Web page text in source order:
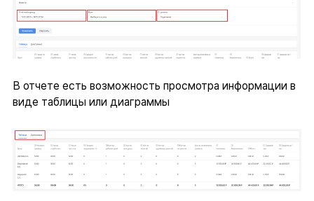
В отчете есть возможность просмотра информации в
виде таблицы или диаграммы